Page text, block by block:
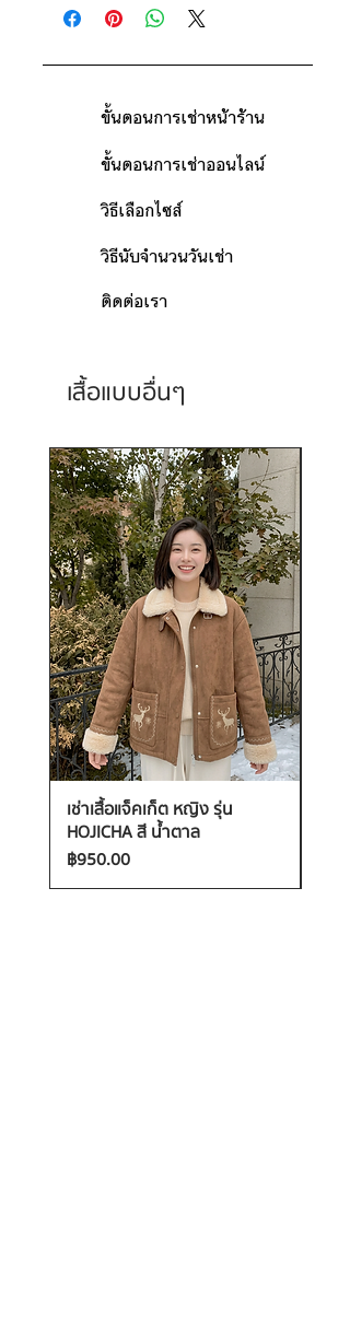
ติดต่อร้านเพื่อสอบถามราคา
ดูแผนที่ร้าน
ขั้นตอนการเช่าหน้าร้าน
ขั้นตอนการเช่าออนไลน์
วิธีเลือกไซส์
วิธีนับจำนวนวันเช่า
ติดต่อเรา
เสื้อแบบอื่นๆ
เช่าเสื้อแจ็คเก็ต หญิง รุ่น
HOJICHA สี น้ำตาล
ราคา
฿950.00